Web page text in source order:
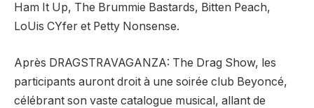
Ham It Up, The Brummie Bastards, Bitten Peach,
LoUis CYfer et Petty Nonsense.
Après DRAGSTRAVAGANZA: The Drag Show, les
participants auront droit à une soirée club Beyoncé,
célébrant son vaste catalogue musical, allant de